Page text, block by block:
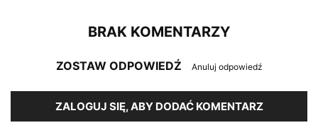
BRAK KOMENTARZY
ZOSTAW ODPOWIEDŹ Anuluj odpowiedź
ZALOGUJ SIĘ, ABY DODAĆ KOMENTARZ